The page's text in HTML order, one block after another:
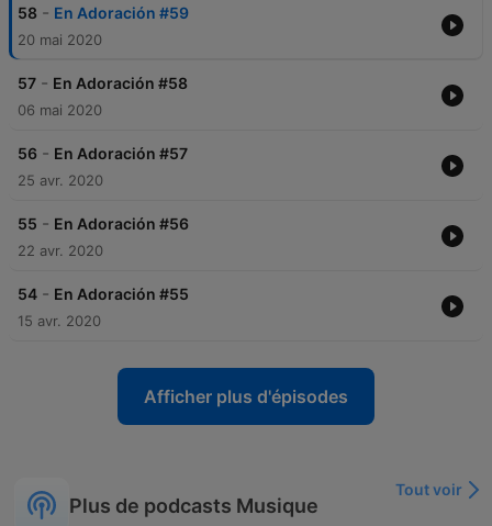
58 - En Adoración #59
20 mai 2020
57 - En Adoración #58
06 mai 2020
56 - En Adoración #57
25 avr. 2020
55 - En Adoración #56
22 avr. 2020
54 - En Adoración #55
15 avr. 2020
Afficher plus d'épisodes
Plus de podcasts Musique
Tout voir